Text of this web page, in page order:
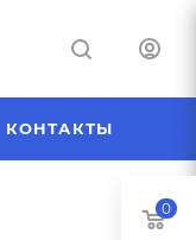
КОНТАКТЫ
0